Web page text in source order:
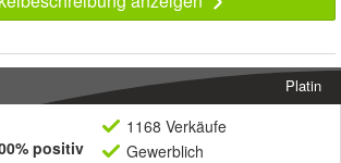
Platin
positiv
1168 Verkäufe
Gewerblich